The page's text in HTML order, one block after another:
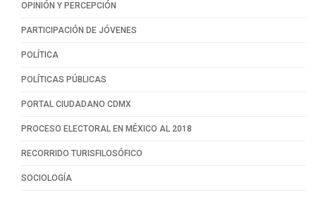
OPINIÓN Y PERCEPCIÓN
PARTICIPACIÓN DE JÓVENES
POLÍTICA
POLÍTICAS PÚBLICAS
PORTAL CIUDADANO CDMX
PROCESO ELECTORAL EN MÉXICO AL 2018
RECORRIDO TURISFILOSÓFICO
SOCIOLOGÍA